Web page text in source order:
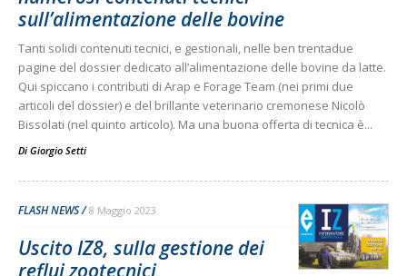
sull’alimentazione delle bovine
Tanti solidi contenuti tecnici, e gestionali, nelle ben trentadue
pagine del dossier dedicato all’alimentazione delle bovine da latte.
Qui spiccano i contributi di Arap e Forage Team (nei primi due
articoli del dossier) e del brillante veterinario cremonese Nicolò
Bissolati (nel quinto articolo). Ma una buona offerta di tecnica è...
Di Giorgio Setti
FLASH NEWS 8 Maggio 2023
Uscito IZ8, sulla gestione dei
reflui zootecnici